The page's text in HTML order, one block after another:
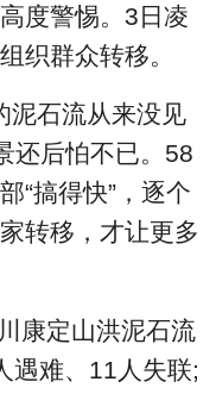
度警惕。3日凌
织群众转移。
泥石流从来没见
还后怕不已。58
“搞得快”，逐个
转移，才让更多
康定山洪泥石流
遇难、11人失联;